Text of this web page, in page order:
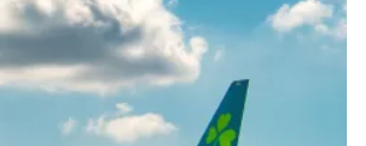
Folytassa e-mailben